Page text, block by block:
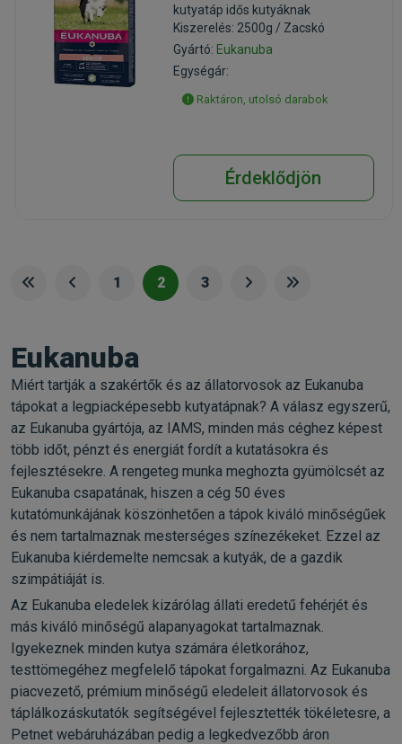
kutyatáp idős kutyáknak
Kiszerelés: 2500g / Zacskó
Gyártó: Eukanuba
Egységár:
Raktáron, utolsó darabok
Érdeklődjön
1 2 3
Eukanuba
Miért tartják a szakértők és az állatorvosok az Eukanuba
tápokat a legpiacképesebb kutyatápnak? A válasz egyszerű,
az Eukanuba gyártója, az IAMS, minden más céghez képest
több időt, pénzt és energiát fordít a kutatásokra és
fejlesztésekre. A rengeteg munka meghozta gyümölcsét az
Eukanuba csapatának, hiszen a cég 50 éves
kutatómunkájának köszönhetően a tápok kiváló minőségűek
és nem tartalmaznak mesterséges színezékeket. Ezzel az
Eukanuba kiérdemelte nemcsak a kutyák, de a gazdik
szimpátiáját is.
Az Eukanuba eledelek kizárólag állati eredetű fehérjét és
más kiváló minőségű alapanyagokat tartalmaznak.
Igyekeznek minden kutya számára életkorához,
testtömegéhez megfelelő tápokat forgalmazni. Az Eukanuba
piacvezető, prémium minőségű eledeleit állatorvosok és
táplálkozáskutatók segítségével fejlesztették tökéletesre, a
Petnet webáruházában pedig a legkedvezőbb áron